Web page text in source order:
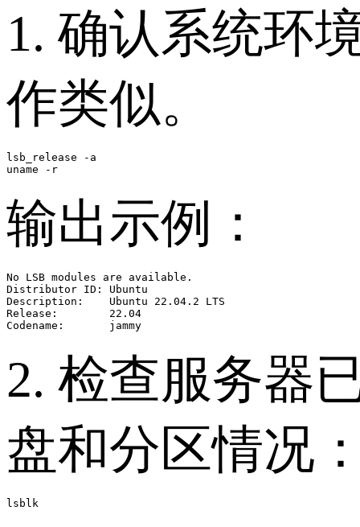
1. 确认系统环
作类似。
lsb_release -a
输出示例：
No LSB modules are available.
Distributor ID: Ubuntu
Description:    Ubuntu 22.04.2 LTS
Release:        22.04
2. 检查服务器
盘和分区情况
lsblk